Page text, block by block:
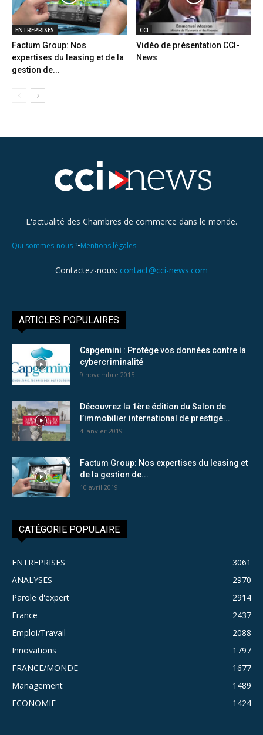
ENTREPRISES
Factum Group: Nos
expertises du leasing et de la
gestion de...
CCI
Vidéo de présentation CCI-
News
L'actualité des Chambres de commerce dans le monde.
Qui sommes-nous ?•Mentions légales
Contactez-nous: contact@cci-news.com
ARTICLES POPULAIRES
Capgemini : Protège vos données contre la
cybercriminalité
9 novembre 2015
Découvrez la 1ère édition du Salon de
l’immobilier international de prestige...
4 janvier 2019
Factum Group: Nos expertises du leasing et
de la gestion de...
10 avril 2019
CATÉGORIE POPULAIRE
ENTREPRISES
3061
ANALYSES
2970
Parole d'expert
2914
France
2437
Emploi/Travail
2088
Innovations
1797
FRANCE/MONDE
1677
Management
1489
ECONOMIE
1424